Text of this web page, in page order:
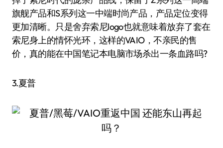
旗舰产品和S系列这一中端时尚产品，产品定位变得
更加清晰。只是舍弃索尼logo也就意味着放弃了套在
索尼身上的情怀光环，这样的VAIO，不亲民的售
价，真的能在中国笔记本电脑市场杀出一条血路吗?
3.夏普